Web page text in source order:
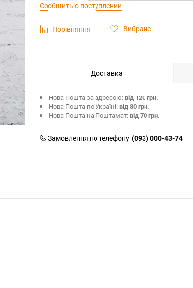
Сообщить о поступлении
Порівняння Вибране
Доставка
Нова Пошта за адресою:від 120 грн.
Нова Пошта по Україні:від 80 грн.
Нова Пошта на Поштамат:від 70 грн.
Замовлення по телефону (093) 000-43-74